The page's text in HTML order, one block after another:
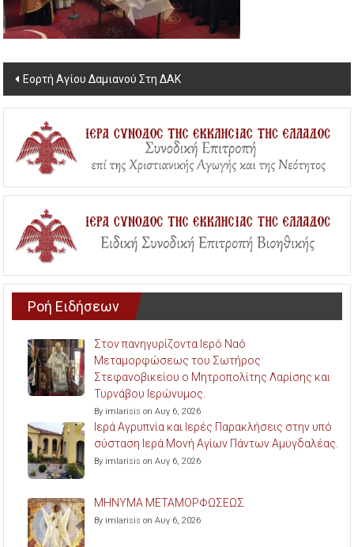
Post
navigation
Εορτή Αγίου Δαμιανού Στη ΔΑΚ
Ροή Ειδήσεων
Στον πανηγυρίζοντα Ιερό Ναό
Μεταμορφώσεως του Σωτήρος
Στεφανοβικείου ο Μητροπολίτης Λαρίσης και
Τυρνάβου Ιερώνυμος.
By imlarisis on Αυγ 6, 2026
Ιερά Αγρυπνία και Ιερές Παρακλήσεις στην υπό
σύσταση Ιερά Μονή Αγίων Πάντων Αμυγδαλέας.
By imlarisis on Αυγ 6, 2026
ΜΗΝΥΜΑ ΜΕΤΑΜΟΡΦΩΣΕΩΣ
By imlarisis on Αυγ 6, 2026